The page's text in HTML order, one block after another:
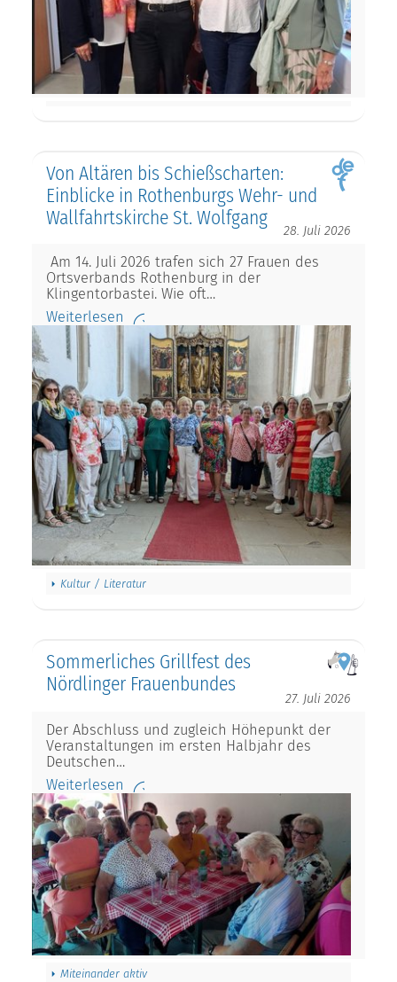
Von Altären bis Schießscharten:
Einblicke in Rothenburgs Wehr- und
Wallfahrtskirche St. Wolfgang
28. Juli 2026
Am 14. Juli 2026 trafen sich 27 Frauen des
Ortsverbands Rothenburg in der
Klingentorbastei. Wie oft…
Weiterlesen
Kultur / Literatur
Sommerliches Grillfest des
Nördlinger Frauenbundes
27. Juli 2026
Der Abschluss und zugleich Höhepunkt der
Veranstaltungen im ersten Halbjahr des
Deutschen…
Weiterlesen
Miteinander aktiv